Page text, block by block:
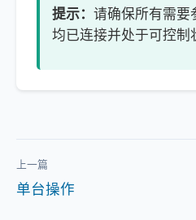
提示： 请确保所有需要
均已连接并处于可控制
上一篇
单台操作